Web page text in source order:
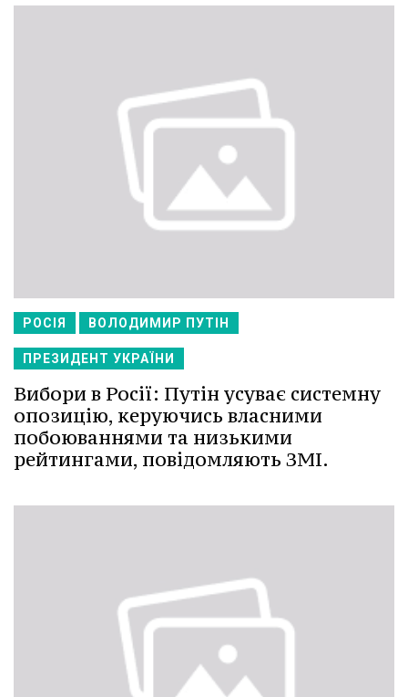
РОСІЯ ВОЛОДИМИР ПУТІН
ПРЕЗИДЕНТ УКРАЇНИ
Вибори в Росії: Путін усуває системну
опозицію, керуючись власними
побоюваннями та низькими
рейтингами, повідомляють ЗМІ.